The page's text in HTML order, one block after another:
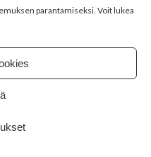
parantamiseksi. Voit lukea
A3